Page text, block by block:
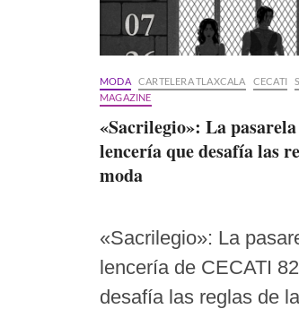
MODA CARTELERA TLAXCALA CECATI
MAGAZINE
«Sacrilegio»: La
lencería que desafía las
moda
«Sacrilegio»: La
lencería de CECATI
desafía las reglas de